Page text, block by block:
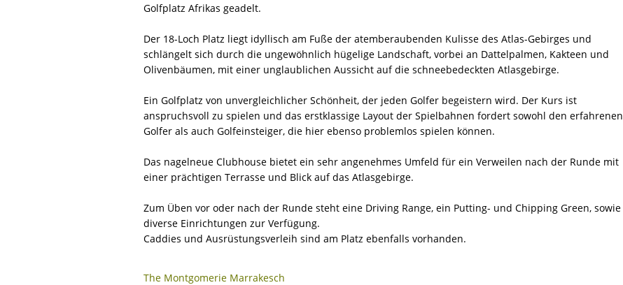
Golfplatz Afrikas geadelt.
Der 18-Loch Platz liegt idyllisch am Fuße der atemberaubenden Kulisse des Atlas-Gebirges und
schlängelt sich durch die ungewöhnlich hügelige Landschaft, vorbei an Dattelpalmen, Kakteen und
Olivenbäumen, mit einer unglaublichen Aussicht auf die schneebedeckten Atlasgebirge.
Ein Golfplatz von unvergleichlicher Schönheit, der jeden Golfer begeistern wird. Der Kurs ist
anspruchsvoll zu spielen und das erstklassige Layout der Spielbahnen fordert sowohl den erfahrenen
Golfer als auch Golfeinsteiger, die hier ebenso problemlos spielen können.
Das nagelneue Clubhouse bietet ein sehr angenehmes Umfeld für ein Verweilen nach der Runde mit
einer prächtigen Terrasse und Blick auf das Atlasgebirge.
Zum Üben vor oder nach der Runde steht eine Driving Range, ein Putting- und Chipping Green, sowie
diverse Einrichtungen zur Verfügung.
Caddies und Ausrüstungsverleih sind am Platz ebenfalls vorhanden.
The Montgomerie Marrakesch